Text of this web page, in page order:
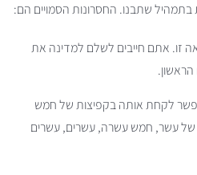
בתמהיל שתבנו. החסרונות הסמויים הם:
זו. אתם חייבים לשלם למדינה את
לקחת אותה בקפיצות של חמש
של עשר, חמש עשרה, עשרים, עשרים